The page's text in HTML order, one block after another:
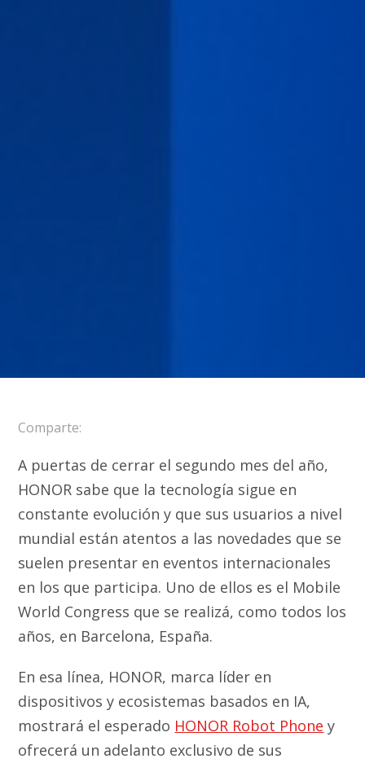
Comparte:
A puertas de cerrar el segundo mes del año,
HONOR sabe que la tecnología sigue en
constante evolución y que sus usuarios a nivel
mundial están atentos a las novedades que se
suelen presentar en eventos internacionales
en los que participa. Uno de ellos es el Mobile
World Congress que se realizá, como todos los
años, en Barcelona, España.
En esa línea, HONOR, marca líder en
dispositivos y ecosistemas basados en IA,
mostrará el esperado HONOR Robot Phone y
ofrecerá un adelanto exclusivo de sus